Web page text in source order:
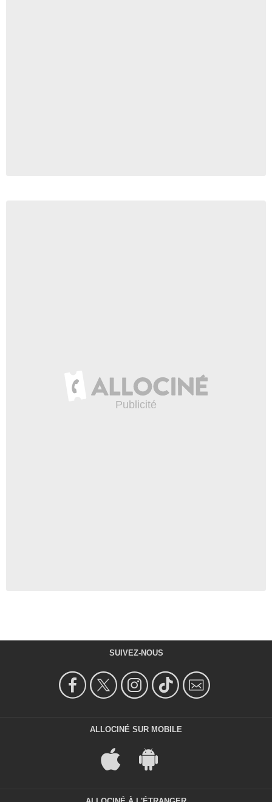
SUIVEZ-NOUS
ALLOCINÉ SUR MOBILE